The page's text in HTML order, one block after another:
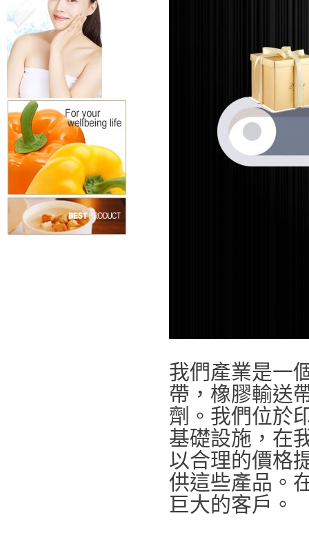
我們產業是一
帶，橡膠輸送
劑。我們位於
基礎設施，在
以合理的價格
供這些產品。
巨大的客戶。